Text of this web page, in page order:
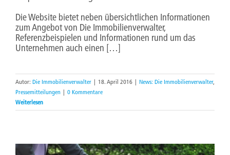
Die Website bietet neben übersichtlichen Informationen
zum Angebot von Die Immobilienverwalter,
Referenzbeispielen und Informationen rund um das
Unternehmen auch einen […]
Autor: Die Immobilienverwalter | 18. April 2016 | News: Die Immobilienverwalter,
Pressemitteilungen | 0 Kommentare
Weiterlesen